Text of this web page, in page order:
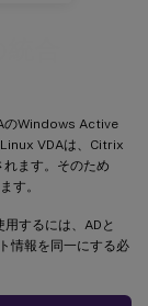
のWindows Active
VDAは、Citrix
ます。そのため
す。
するには、ADと
情報を同一にする必